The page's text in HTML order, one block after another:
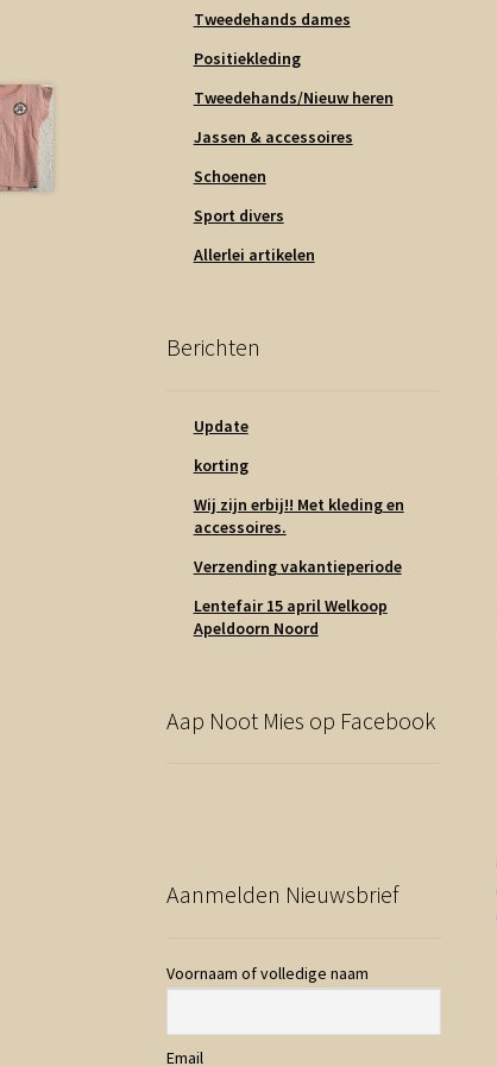
Tweedehands dames
Positiekleding
Tweedehands/Nieuw heren
Jassen & accessoires
Schoenen
Sport divers
Allerlei artikelen
Berichten
Update
korting
Wij zijn erbij!! Met kleding en
accessoires.
Verzending vakantieperiode
Lentefair 15 april Welkoop
Apeldoorn Noord
Aap Noot Mies op Facebook
Aanmelden Nieuwsbrief
Voornaam of volledige naam
Email